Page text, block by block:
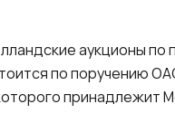
аукционы
по поручению
принадлежит